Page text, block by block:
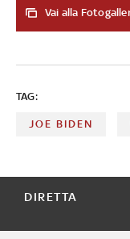
lunga serie che
Vai alla
TAG:
JOE BIDEN
DIRETTA